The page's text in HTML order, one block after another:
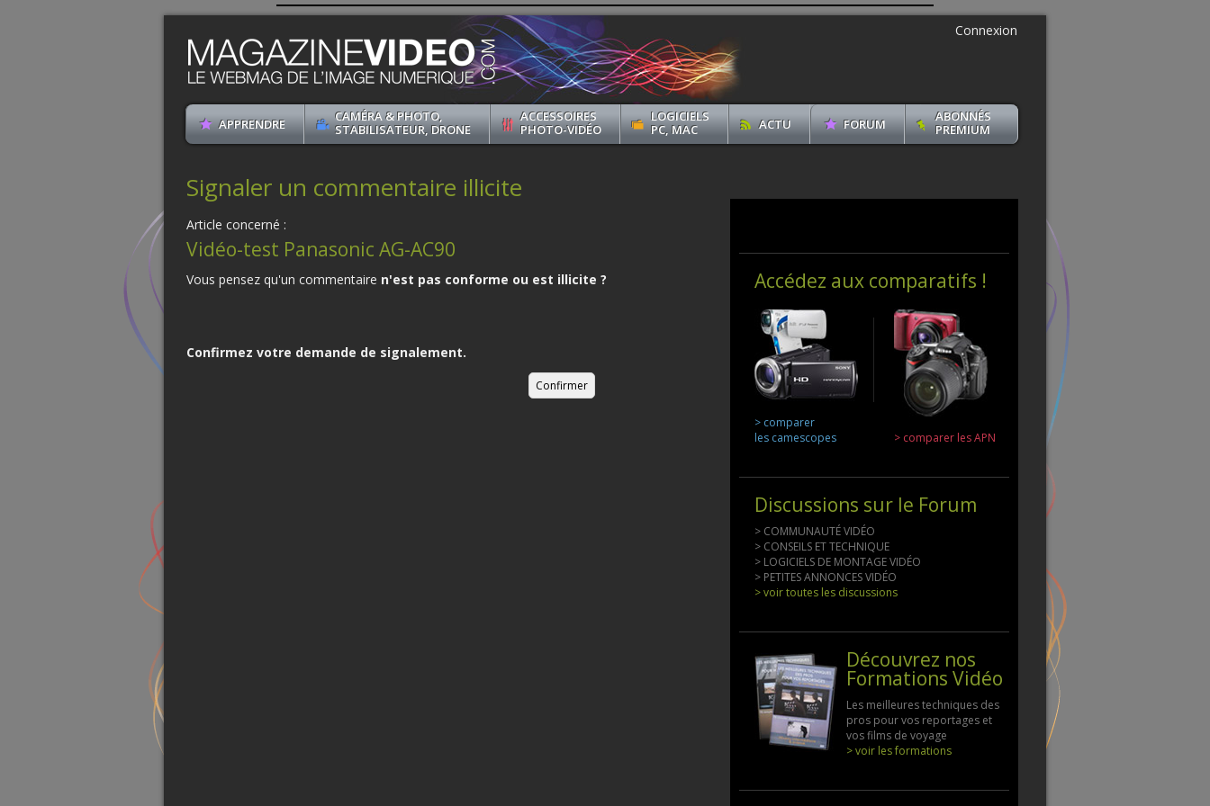
Connexion
APPRENDRE
CAMÉRA & PHOTO,
STABILISATEUR, DRONE
ACCESSOIRES
PHOTO-VIDÉO
LOGICIELS
PC, MAC
ACTU FORUM
ABONNÉS
PREMIUM
Signaler un commentaire illicite
Article concerné :
Vidéo-test Panasonic AG-AC90
Vous pensez qu'un commentaire n'est pas conforme ou est illicite ?
Confirmez votre demande de signalement.
Accédez aux comparatifs !
> comparer
les camescopes
> comparer les APN
Discussions sur le Forum
> COMMUNAUTÉ VIDÉO
> CONSEILS ET TECHNIQUE
> LOGICIELS DE MONTAGE VIDÉO
> PETITES ANNONCES VIDÉO
> voir toutes les discussions
Découvrez nos
Formations Vidéo
Les meilleures techniques des
pros pour vos reportages et
vos films de voyage
> voir les formations